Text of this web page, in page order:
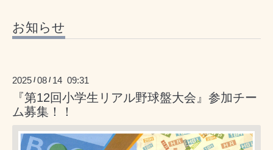
お知らせ
2025 /08 / 14 09:31
『第12回小学生リアル野球盤大会』参加チー
ム募集！！